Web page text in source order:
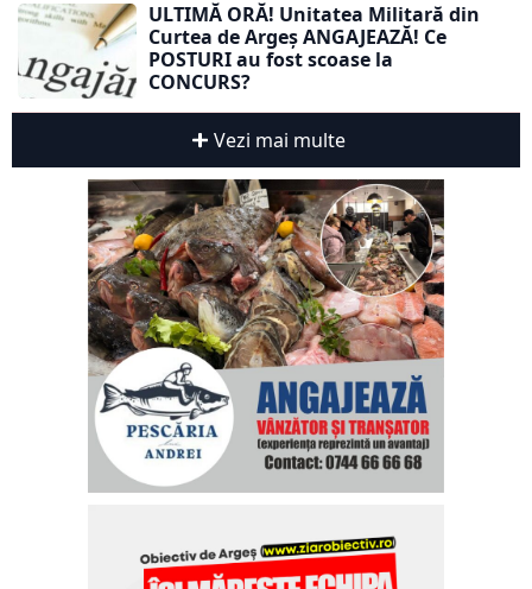
ULTIMĂ ORĂ! Unitatea Militară din
Curtea de Argeș ANGAJEAZĂ! Ce
POSTURI au fost scoase la
CONCURS?
Vezi mai multe